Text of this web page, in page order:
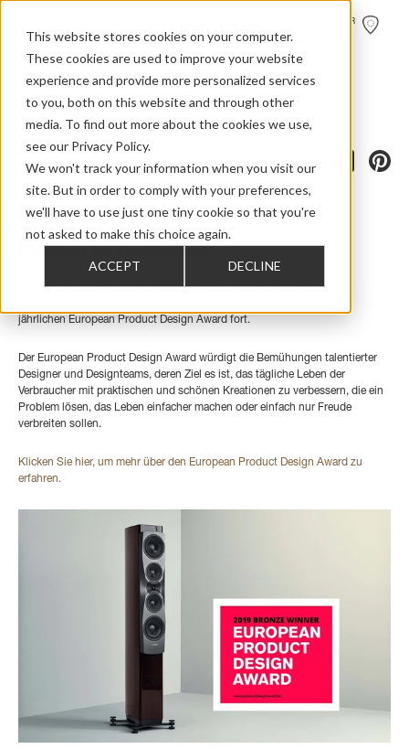
This website stores cookies on your computer.
These cookies are used to improve your website
experience and provide more personalized services
to you, both on this website and through other
media. To find out more about the cookies we use,
see our Privacy Policy.
We won't track your information when you visit our
site. But in order to comply with your preferences,
we'll have to use just one tiny cookie so that you're
not asked to make this choice again.
ACCEPT DECLINE
HÄNDLER
Home > Review Overview > Confidence > Confidence 50
Dynaudio Confidence 50 Wins European Product Design Award
Dynaudio Confidence 50 - European
Product Design Award
Confidence 50 setzt Dynaudios starke Leistung bei europäischen
jährlichen European Product Design Award fort.
Der European Product Design Award würdigt die Bemühungen talentierter
Designer und Designteams, deren Ziel es ist, das tägliche Leben der
Verbraucher mit praktischen und schönen Kreationen zu verbessern, die ein
Problem lösen, das Leben einfacher machen oder einfach nur Freude
verbreiten sollen.
Klicken Sie hier, um mehr über den European Product Design Award zu
erfahren.